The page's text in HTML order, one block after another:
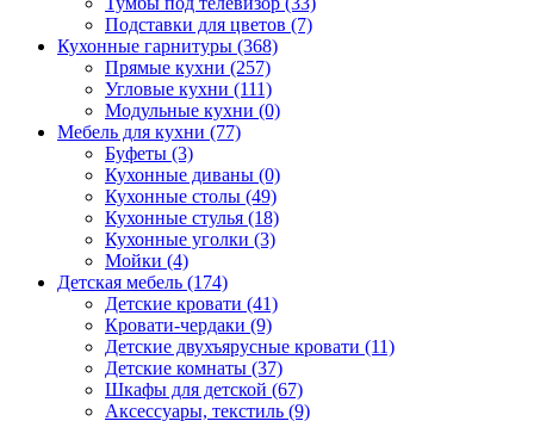
Подставки для цветов (7)
Кухонные гарнитуры (368)
Прямые кухни (257)
Угловые кухни (111)
Модульные кухни (0)
Мебель для кухни (77)
Буфеты (3)
Кухонные диваны (0)
Кухонные столы (49)
Кухонные стулья (18)
Кухонные уголки (3)
Мойки (4)
Детская мебель (174)
Детские кровати (41)
Кровати-чердаки (9)
Детские двухъярусные кровати (11)
Детские комнаты (37)
Шкафы для детской (67)
Аксессуары, текстиль (9)